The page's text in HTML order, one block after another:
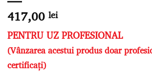
417,00 lei
PENTRU UZ PROFESIONAL
(Vânzarea acestui produs doar
certificați)